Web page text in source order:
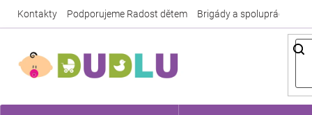
Kontakty Podporujeme Radost dětem Brigády a spolupráce